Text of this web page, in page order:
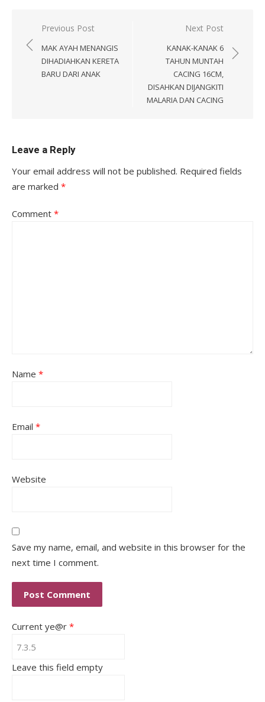
Post
navigation
Previous Post
MAK AYAH MENANGIS
DIHADIAHKAN KERETA
BARU DARI ANAK
Next Post
KANAK-KANAK 6
TAHUN MUNTAH
CACING 16CM,
DISAHKAN DIJANGKITI
MALARIA DAN CACING
Leave a Reply
Your email address will not be published. Required fields
are marked *
Comment *
Name *
Email *
Website
Save my name, email, and website in this browser for the
next time I comment.
Current ye@r *
Leave this field empty